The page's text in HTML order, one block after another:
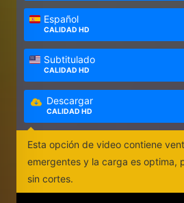
Español
CALIDAD HD
Subtitulado
CALIDAD HD
Descargar
CALIDAD HD
Esta opción de video contiene
emergentes y la carga es optima,
sin cortes.